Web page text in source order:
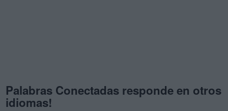
Palabras Conectadas responde en otros
idiomas!